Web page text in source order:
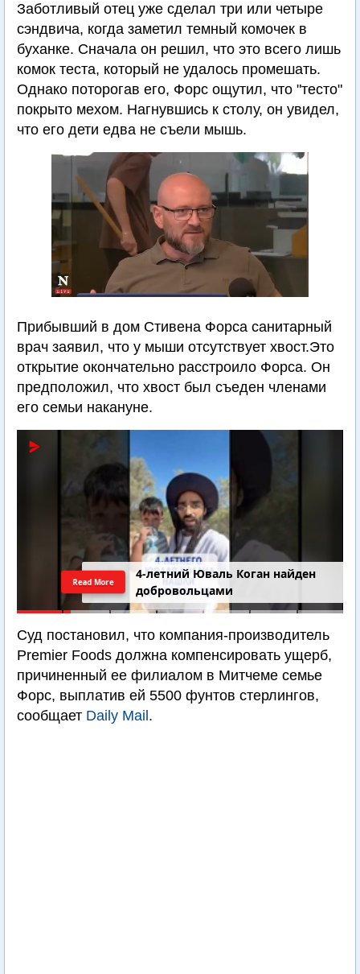
Заботливый отец уже сделал три или четыре
сэндвича, когда заметил темный комочек в
буханке. Сначала он решил, что это всего лишь
комок теста, который не удалось промешать.
Однако поторогав его, Форс ощутил, что "тесто"
покрыто мехом. Нагнувшись к столу, он увидел,
что его дети едва не съели мышь.
Прибывший в дом Стивена Форса санитарный
врач заявил, что у мыши отсутствует хвост.Это
открытие окончательно расстроило Форса. Он
предположил, что хвост был съеден членами
его семьи накануне.
4-летний Юваль Коган найден
добровольцами
Read More
Суд постановил, что компания-производитель
Premier Foods должна компенсировать ущерб,
причиненный ее филиалом в Митчеме семье
Форс, выплатив ей 5500 фунтов стерлингов,
сообщает Daily Mail .